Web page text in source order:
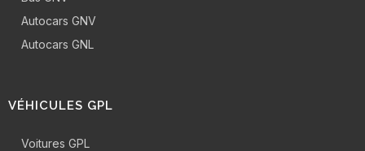
Autocars GNV
Autocars GNL
VÉHICULES GPL
Voitures GPL